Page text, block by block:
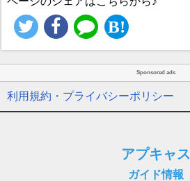
Sponsored ads
利用規約・プライバシーポリシー
アプキャス
ガイド情報